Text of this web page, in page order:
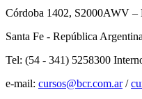
Córdoba 1402, S2000AWV –
Santa Fe - República
Tel: (54 - 341) 5258300
e-mail: cursos@bcr.com.ar/